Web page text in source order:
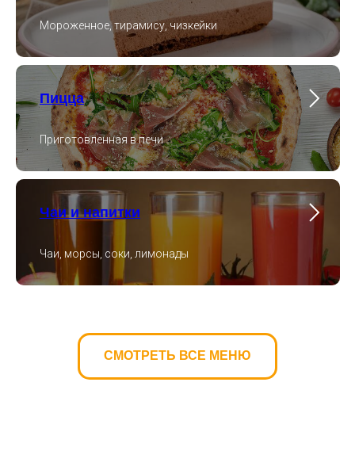
Мороженное, тирамису, чизкейки
Пицца
Приготовленная в печи
Чаи и напитки
Чаи, морсы, соки, лимонады
СМОТРЕТЬ ВСЕ МЕНЮ
Загрузка карты...